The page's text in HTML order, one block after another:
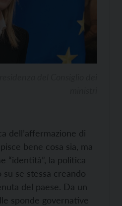
dell’affermazione di
bene cosa sia, ma
“identità”, la politica
su se stessa creando
del paese. Da un
sponde governative